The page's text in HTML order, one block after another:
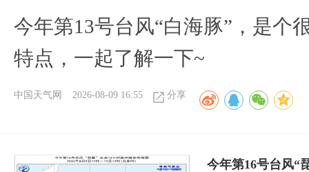
今年第13号台风“白海豚”，是个
特点，一起了解一下~
中国天气网 2026-08-09 16:55 分享
今年第16号台风“